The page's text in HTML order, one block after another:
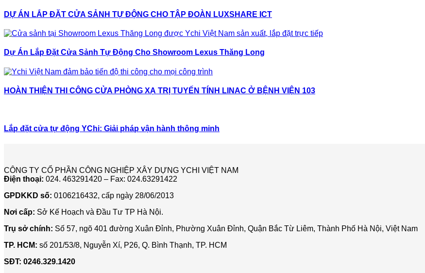
DỰ ÁN LẮP ĐẶT CỬA SẢNH TỰ ĐỘNG CHO TẬP ĐOÀN LUXSHARE ICT
Dự Án Lắp Đặt Cửa Sảnh Tự Động Cho Showroom Lexus Thăng Long
HOÀN THIỆN THI CÔNG CỬA PHÒNG XẠ TRỊ TUYẾN TÍNH LINAC Ở BỆNH VIỆN 103
Lắp đặt cửa tự động YChi: Giải pháp vận hành thông minh
CÔNG TY CỔ PHẦN CÔNG NGHIỆP XÂY DỰNG YCHI VIỆT NAM
Điện thoại: 024. 463291420 – Fax: 024.63291422
GPDKKD số: 0106216432, cấp ngày 28/06/2013
Nơi cấp: Sở Kế Hoạch và Đầu Tư TP Hà Nội.
Trụ sở chính: Số 57, ngõ 401 đường Xuân Đỉnh, Phường Xuân Đỉnh, Quận Bắc Từ Liêm, Thành Phố Hà Nội, Việt Nam
TP. HCM: số 201/53/8, Nguyễn Xí, P26, Q. Bình Thạnh, TP. HCM
SĐT: 0246.329.1420